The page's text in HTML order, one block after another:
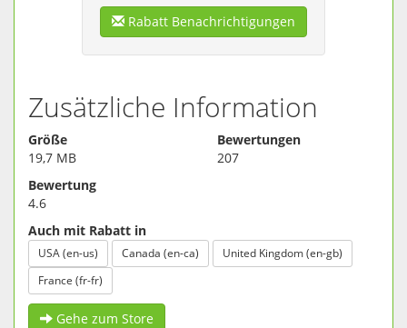
Rabatt Benachrichtigungen
Zusätzliche Information
Größe
19,7 MB
Bewertungen
207
Bewertung
4.6
Auch mit Rabatt in
USA (en-us) Canada (en-ca)
United Kingdom (en-gb)
France (fr-fr)
Gehe zum Store